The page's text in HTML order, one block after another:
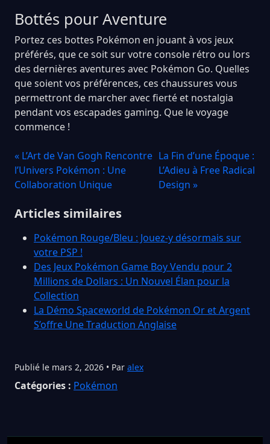
Bottés pour Aventure
Portez ces bottes Pokémon en jouant à vos jeux
préférés, que ce soit sur votre console rétro ou lors
des dernières aventures avec Pokémon Go. Quelles
que soient vos préférences, ces chaussures vous
permettront de marcher avec fierté et nostalgia
pendant vos escapades gaming. Que le voyage
commence !
« L’Art de Van Gogh Rencontre
l’Univers Pokémon : Une
Collaboration Unique
La Fin d’une Époque :
L’Adieu à Free Radical
Design »
Articles similaires
Pokémon Rouge/Bleu : Jouez-y désormais sur
votre PSP !
Des Jeux Pokémon Game Boy Vendu pour 2
Millions de Dollars : Un Nouvel Élan pour la
Collection
La Démo Spaceworld de Pokémon Or et Argent
S’offre Une Traduction Anglaise
Publié le mars 2, 2026 • Par alex
Catégories : Pokémon